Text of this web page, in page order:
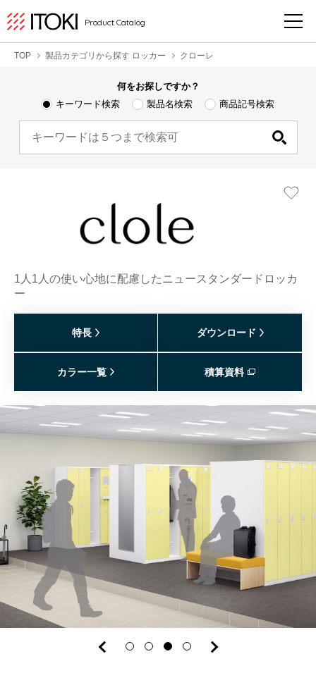
Product Catalog
TOP 製品カテゴリから探す ロッカー クローレ
何をお探しですか？
キーワード検索
製品名検索 商品記号検索
1人1人の使い心地に配慮したニュースタンダードロッカ
ー
特長 ダウンロード
カラー一覧 積算資料